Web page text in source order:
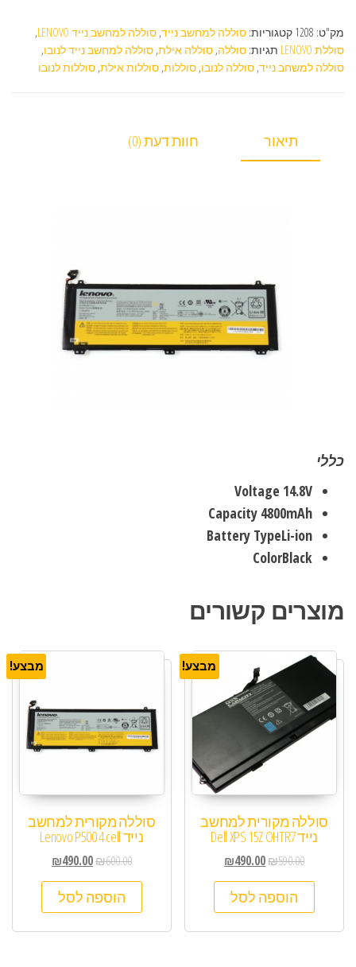
מק"ט: 1208 קטגוריות: סוללה למחשב נייד, סוללה למחשב נייד LENOVO
,
סוללת LENOVO
תגיות: סוללה, סוללה אילת, סוללה למחשב נייד לנובו,
סוללה למשחב נייד, סוללה לנובו, סוללות, סוללות אילת, סוללות לנובו
תיאור חוות דעת (0)
כללי
Voltage 14.8V
Capacity 4800mAh
Battery TypeLi-ion
ColorBlack
מוצרים קשורים
מבצע!
סוללה מקורית למחשב
נייד Dell XPS 15Z OHTR7
₪590.00
₪490.00
הוספה לסל
מבצע!
סוללה מקורית למחשב
נייד Lenovo P500 4 cell
₪600.00
₪490.00
הוספה לסל